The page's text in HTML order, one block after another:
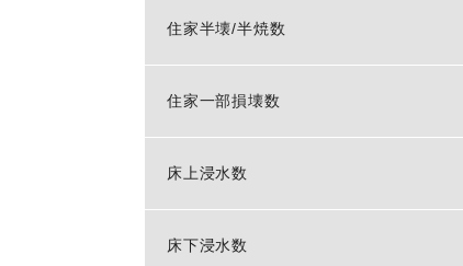
住家半壊/半焼数
住家一部損壊数
床上浸水数
床下浸水数